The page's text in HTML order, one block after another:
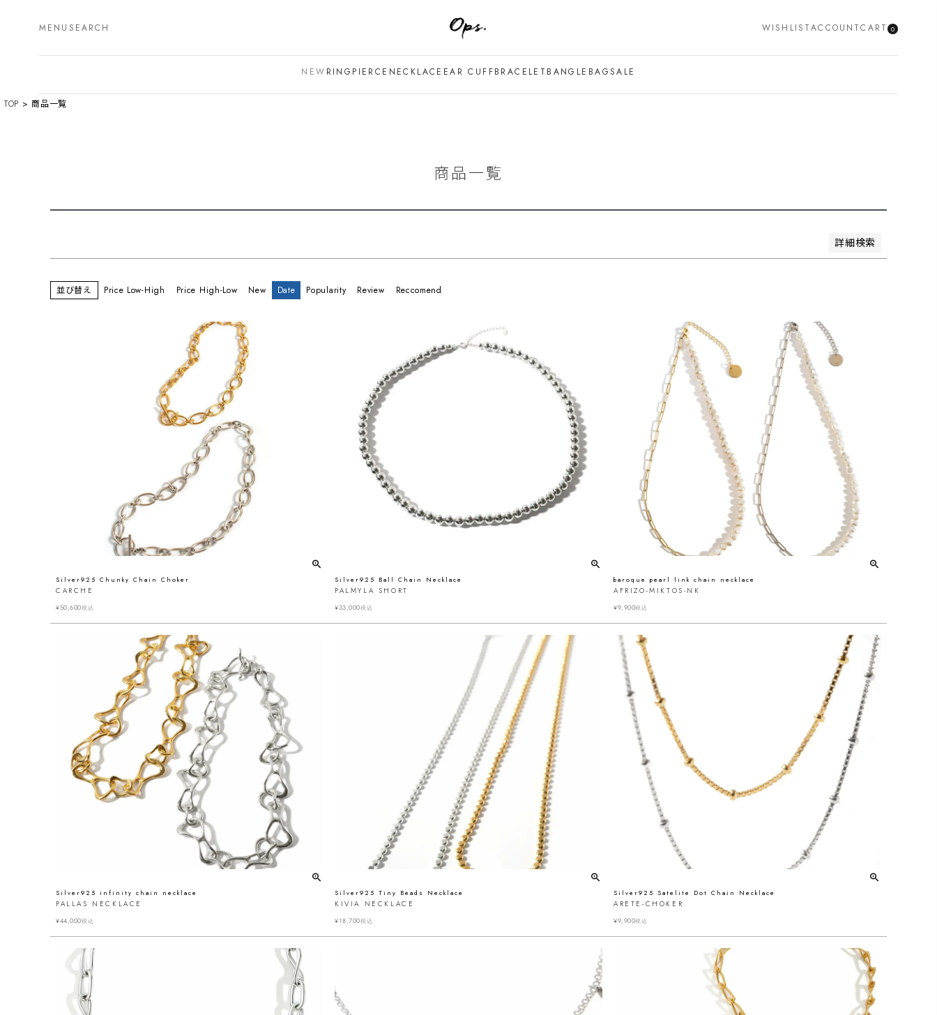
MENU SEARCH WISHLISTACCOUNTCART 0
NEW RING PIERCE NECKLACE EAR CUFFBRACELET BANGLE BAGSALE
TOP 商品一覧
商品一覧
詳細検索
商品タグ
バンドル販売
キーワードヒット順
検索
並び替え Price Low-High Price High-Low New Date Popularity Review Reccomend
Silver925 Chunky Chain Choker
CARCHE
¥50,600税込
Silver925 Ball Chain Necklace
PALMYLA SHORT
¥33,000税込
baroque pearl link chain necklace
AFRIZO-MIKTOS-NK
¥9,900税込
Silver925 infinity chain necklace
PALLAS NECKLACE
¥44,000税込
Silver925 Tiny Beads Necklace
KIVIA NECKLACE
¥18,700税込
Silver925 Satelite Dot Chain Necklace
ARETE-CHOKER
¥9,900税込